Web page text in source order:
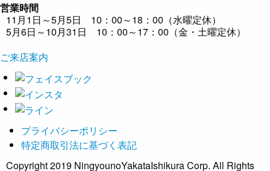
営業時間
11月1日～5月5日 10：00～18：00（水曜定休）
5月6日～10月31日 10：00～17：00（金・土曜定休）
ご来店案内
プライバシーポリシー
特定商取引法に基づく表記
Copyright 2019 NingyounoYakataIshikura Corp. All Rights